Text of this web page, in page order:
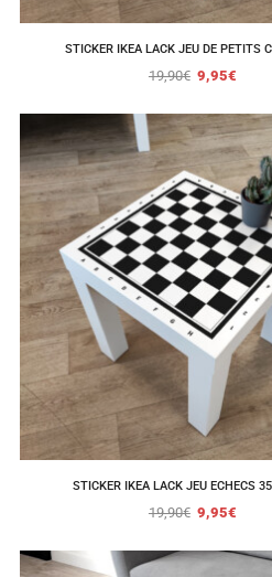
STICKER IKEA LACK JEU DE PETITS
19,90€ 9,95€
STICKER IKEA LACK JEU ECHECS
19,90€ 9,95€